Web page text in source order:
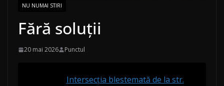
NU NUMAI STIRI
Fără soluții
20 mai 2026 Punctul
Intersecția blestemată de la str.